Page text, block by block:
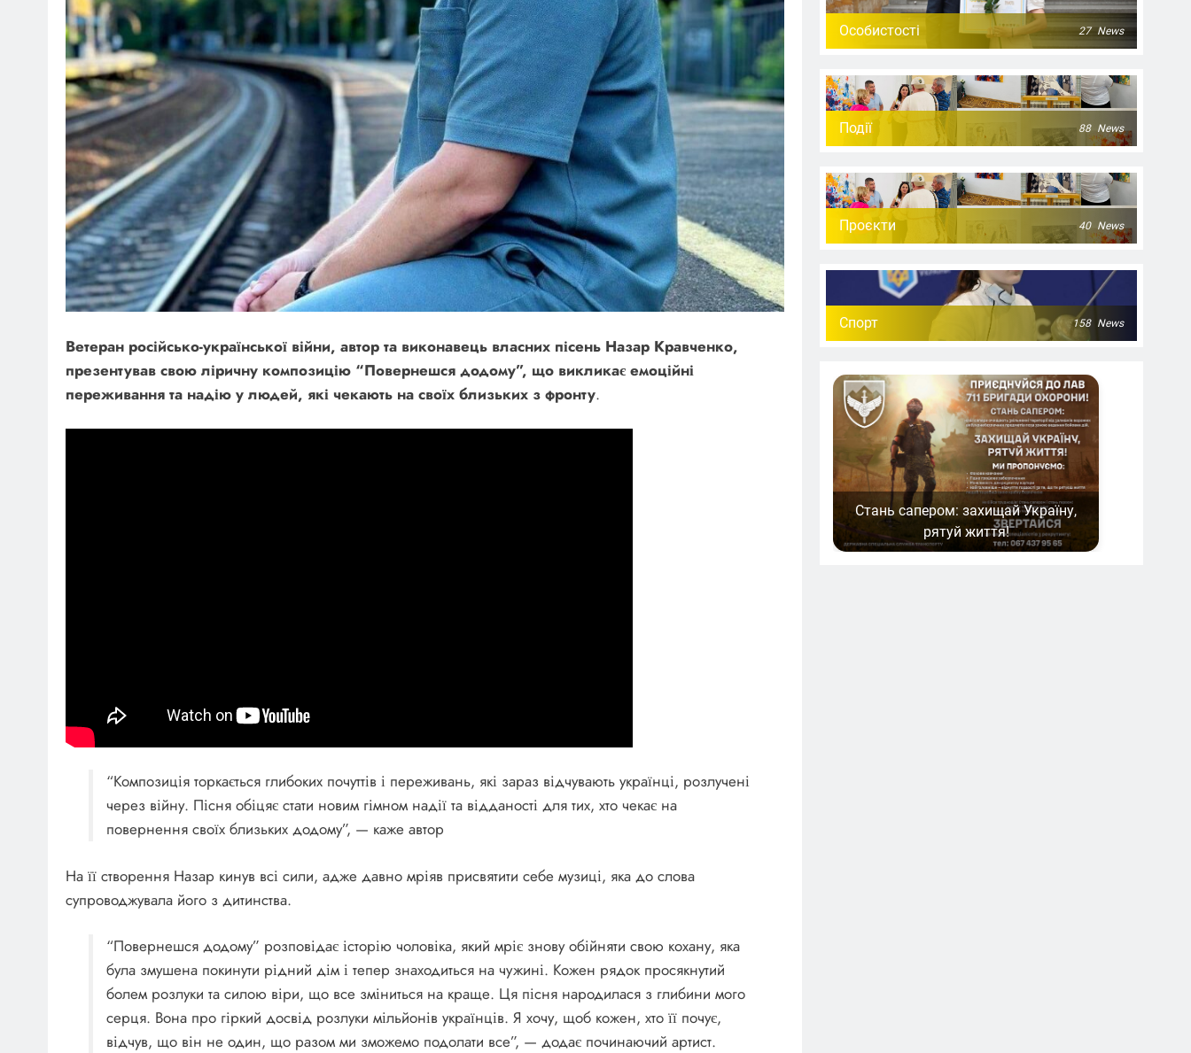
Ветеран російсько-української війни, автор та виконавець власних пісень Назар Кравченко,
презентував свою ліричну композицію “Повернешся додому”, що викликає емоційні
переживання та надію у людей, які чекають на своїх близьких з фронту.
“Композиція торкається глибоких почуттів і переживань, які зараз відчувають українці, розлучені
через війну. Пісня обіцяє стати новим гімном надії та відданості для тих, хто чекає на
повернення своїх близьких додому”, — каже автор
На її створення Назар кинув всі сили, адже давно мріяв присвятити себе музиці, яка до слова
супроводжувала його з дитинства.
“Повернешся додому” розповідає історію чоловіка, який мріє знову обійняти свою кохану, яка
була змушена покинути рідний дім і тепер знаходиться на чужині. Кожен рядок просякнутий
болем розлуки та силою віри, що все зміниться на краще. Ця пісня народилася з глибини мого
серця. Вона про гіркий досвід розлуки мільйонів українців. Я хочу, щоб кожен, хто її почує,
відчув, що він не один, що разом ми зможемо подолати все”, — додає починаючий артист.
Особистості 27 News
Події 88 News
Проєкти 40 News
Спорт 158 News
Стань сапером: захищай Україну,
рятуй життя!